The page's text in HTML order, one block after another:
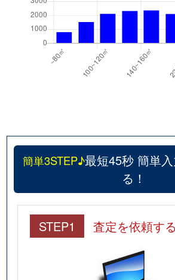
簡単3STEP♪最短45秒 簡単
る！
STEP1 査定を依頼する